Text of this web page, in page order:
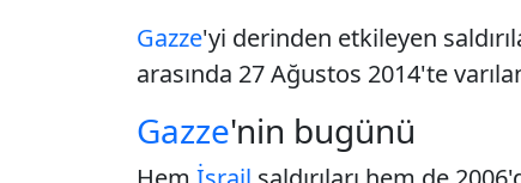
Gazze'yi derinden etkileyen
arasında 27 Ağustos 2014'te
Gazze'nin bugünü